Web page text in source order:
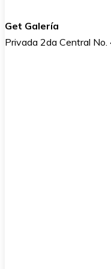
Get Galería
Privada 2da Central